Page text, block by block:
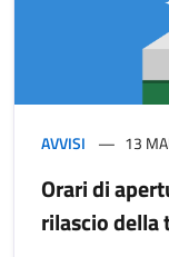
AVVISI 13
Orari di
rilascio della